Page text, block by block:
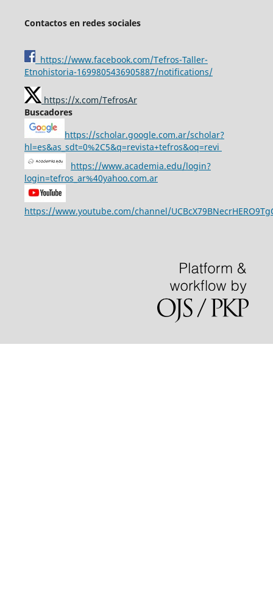
Contactos en redes sociales
https://www.facebook.com/Tefros-Taller-
Etnohistoria-1699805436905887/notifications/
https://x.com/TefrosAr
Buscadores
https://scholar.google.com.ar/scholar?
hl=es&as_sdt=0%2C5&q=revista+tefros&oq=revi
https://www.academia.edu/login?
login=tefros_ar%40yahoo.com.ar
https://www.youtube.com/channel/